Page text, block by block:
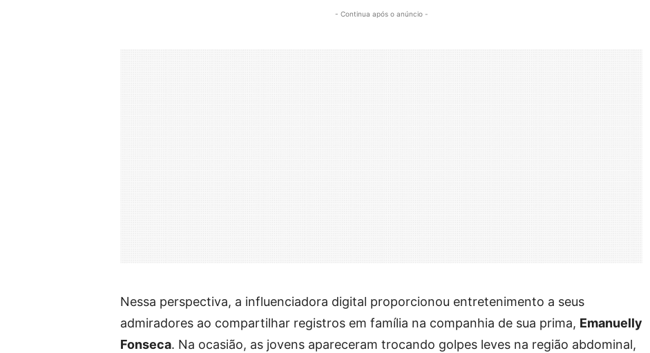
- Continua após o anúncio -
Nessa perspectiva, a influenciadora digital proporcionou entretenimento a seus
admiradores ao compartilhar registros em família na companhia de sua prima, Emanuelly
Fonseca. Na ocasião, as jovens apareceram trocando golpes leves na região abdominal,